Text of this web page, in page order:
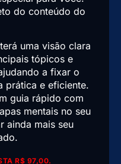
do conteúdo do
uma visão clara
tópicos e
a fixar o
prática e eficiente.
guia rápido com
mentais no seu
ainda mais seu
R$ 97,00.